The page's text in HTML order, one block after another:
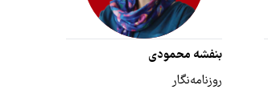
بنفشه محمودی
روزنامه‌نگار